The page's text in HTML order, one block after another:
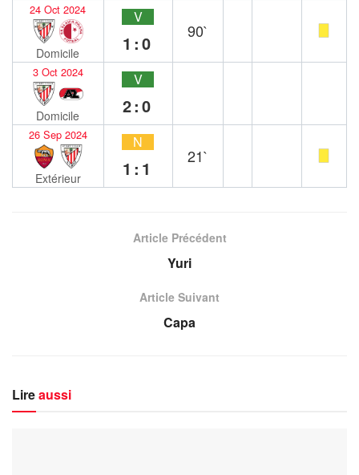
24 Oct 2024
Domicile
V
1:0
90`
3 Oct 2024
Domicile
V
2:0
26 Sep 2024
Extérieur
N
1:1
21`
Article Précédent
Yuri
Article Suivant
Capa
Lireaussi